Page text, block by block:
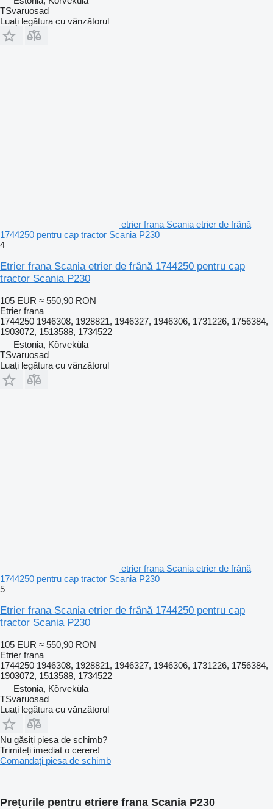
TSvaruosad
Luați legătura cu vânzătorul
etrier frana Scania etrier de frână
1744250 pentru cap tractor Scania P230
4
Etrier frana Scania etrier de frână 1744250 pentru cap
tractor Scania P230
105 EUR ≈ 550,90 RON
Etrier frana
1744250 1946308, 1928821, 1946327, 1946306, 1731226, 1756384,
1903072, 1513588, 1734522
Estonia, Kõrveküla
TSvaruosad
Luați legătura cu vânzătorul
etrier frana Scania etrier de frână
1744250 pentru cap tractor Scania P230
5
Etrier frana Scania etrier de frână 1744250 pentru cap
tractor Scania P230
105 EUR ≈ 550,90 RON
Etrier frana
1744250 1946308, 1928821, 1946327, 1946306, 1731226, 1756384,
1903072, 1513588, 1734522
Estonia, Kõrveküla
TSvaruosad
Luați legătura cu vânzătorul
Nu găsiți piesa de schimb?
Trimiteți imediat o cerere!
Comandați piesa de schimb
Prețurile pentru etriere frana Scania P230